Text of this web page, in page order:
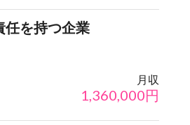
を持つ企業
月収
1,360,000円